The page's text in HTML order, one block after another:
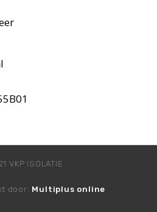
VKP ISOLATIE
door: Multiplus online